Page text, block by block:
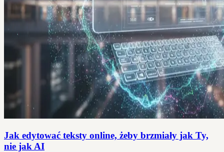
Jak edytować teksty online, żeby brzmiały jak Ty,
nie jak AI